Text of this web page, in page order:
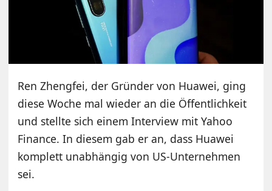
Ren Zhengfei, der Gründer von Huawei, ging
diese Woche mal wieder an die Öffentlichkeit
und stellte sich einem Interview mit Yahoo
Finance. In diesem gab er an, dass Huawei
komplett unabhängig von US-Unternehmen
sei.